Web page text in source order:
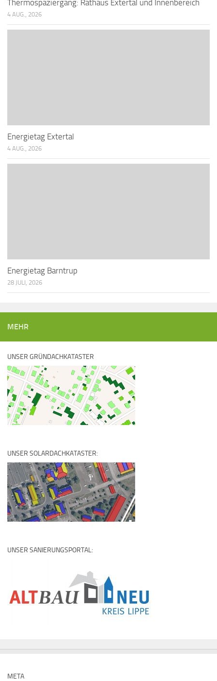
Thermospaziergang: Rathaus Extertal und Innenbereich
4 AUG., 2026
Energietag Extertal
4 AUG., 2026
Energietag Barntrup
28 JULI, 2026
MEHR
UNSER GRÜNDACHKATASTER
UNSER SOLARDACHKATASTER:
UNSER SANIERUNGSPORTAL:
META